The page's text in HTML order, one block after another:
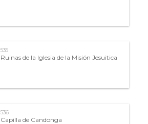
535
Ruinas de la Iglesia de la Misión Jesuitica
536
Capilla de Candonga